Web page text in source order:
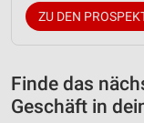
ZU DEN
Finde das
Geschäft in